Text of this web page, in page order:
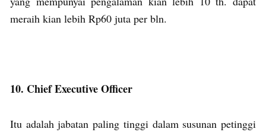
meraih kian lebih Rp60 juta per bln.
10. Chief Executive Officer
Itu adalah jabatan paling tinggi dalam susunan petinggi